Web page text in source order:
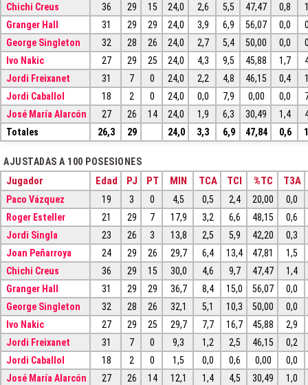
Chichi Creus
36 29 15 24,0 2,6 5,5 47,47 0,8
Granger Hall
31 29 29 24,0 3,9 6,9 56,07 0,0
George Singleton
32 28 26 24,0 2,7 5,4 50,00 0,0
Ivo Nakic
27 29 25 24,0 4,3 9,5 45,88 1,7
Jordi Freixanet
31 7 0 24,0 2,2 4,8 46,15 0,4
Jordi Caballol
18 2 0 24,0 0,0 7,9 0,00 0,0
José María Alarcón
27 26 14 24,0 1,9 6,3 30,49 1,4
Totales
26,3 29 24,0 3,3 6,9 47,84 0,6
AJUSTADAS A 100 POSESIONES
Jugador Edad PJ PT MIN TCA TCI %TC T3A
Paco Vázquez 19 3 0 4,5 0,5 2,4 20,00
0,0
Roger Esteller
21 29 7 17,9 3,2 6,6 48,15
0,6
Jordi Singla
23 26 3 13,8 2,5 5,9 42,20
0,3
Joan Peñarroya
24 29 26 29,7 6,4 13,4 47,81
1,5
Chichi Creus
36 29 15 30,0 4,6 9,7 47,47
1,4
Granger Hall
31 29 29 36,7 8,4 15,0 56,07
0,0
George Singleton
32 28 26 32,1 5,1 10,3 50,00
0,0
Ivo Nakic
27 29 25 29,7 7,7 16,7 45,88
2,9
Jordi Freixanet
31 7 0 9,3 1,2 2,5 46,15
0,2
Jordi Caballol
18 2 0 1,5 0,0 0,6 0,00
0,0
José María Alarcón
27 26 14 12,1 1,4 4,5 30,49
1,0